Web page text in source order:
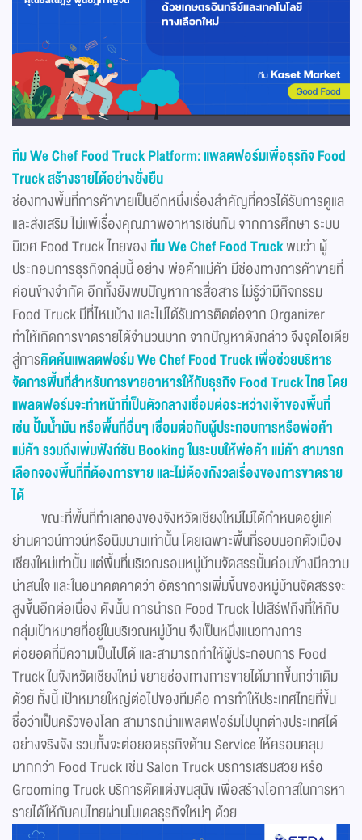
ทีม We Chef Food Truck Platform: แพลตฟอร์มเพื่อธุรกิจ Food
Truck สร้างรายได้อย่างยั่งยืน
ช่องทางพื้นที่การค้าขายเป็นอีกหนึ่งเรื่องสำคัญที่ควรได้รับการดูแล
และส่งเสริม ไม่แพ้เรื่องคุณภาพอาหารเช่นกัน จากการศึกษา ระบบ
นิเวศ Food Truck ไทยของทีม We Chef Food Truckพบว่า ผู้
ประกอบการธุรกิจกลุ่มนี้ อย่าง พ่อค้าแม่ค้า มีช่องทางการค้าขายที่
ค่อนข้างจำกัด อีกทั้งยังพบปัญหาการสื่อสาร ไม่รู้ว่ามีกิจกรรม
Food Truck มีที่ไหนบ้าง และไม่ได้รับการติดต่อจาก Organizer
ทำให้เกิดการขาดรายได้จำนวนมาก จากปัญหาดังกล่าว จึงจุดไอเดีย
สู่การคิดค้นแพลตฟอร์ม We Chef Food Truck เพื่อช่วยบริหาร
จัดการพื้นที่สำหรับการขายอาหารให้กับธุรกิจ Food Truck ไทย โดย
แพลตฟอร์มจะทำหน้าที่เป็นตัวกลางเชื่อมต่อระหว่างเจ้าของพื้นที่
เช่น ปั้มน้ำมัน หรือพื้นที่อื่นๆ เชื่อมต่อกับผู้ประกอบการหรือพ่อค้า
แม่ค้า รวมถึงเพิ่มฟังก์ชัน Booking ในระบบให้พ่อค้า แม่ค้า สามารถ
เลือกจองพื้นที่ที่ต้องการขายและไม่ต้องกังวลเรื่องของการขาดราย
ได้
ขณะที่พื้นที่ทำเลทองของจังหวัดเชียงใหม่ไม่ได้กำหนดอยู่แค่
ย่านดาวน์ทาวน์หรือนิมมานเท่านั้น โดยเฉพาะพื้นที่รอบนอกตัวเมือง
เชียงใหม่เท่านั้น แต่พื้นที่บริเวณรอบหมู่บ้านจัดสรรนั้นค่อนข้างมีความ
น่าสนใจ และในอนาคตคาดว่า อัตราการเพิ่มขึ้นของหมู่บ้านจัดสรรจะ
สูงขึ้นอีกต่อเนื่อง ดังนั้น การนำรถ Food Truck ไปเสิร์ฟถึงที่ให้กับ
กลุ่มเป้าหมายที่อยู่ในบริเวณหมู่บ้าน จึงเป็นหนึ่งแนวทางการ
ต่อยอดที่มีความเป็นไปได้ และสามารถทำให้ผู้ประกอบการ Food
Truck ในจังหวัดเชียงใหม่ ขยายช่องทางการขายได้มากขึ้นกว่าเดิม
ด้วย ทั้งนี้ เป้าหมายใหญ่ต่อไปของทีมคือ การทำให้ประเทศไทยที่ขึ้น
ชื่อว่าเป็นครัวของโลก สามารถนำแพลตฟอร์มไปบุกต่างประเทศได้
อย่างจริงจัง รวมทั้งจะต่อยอดธุรกิจด้าน Service ให้ครอบคลุม
มากกว่า Food Truck เช่น Salon Truck บริการเสริมสวย หรือ
Grooming Truck บริการตัดแต่งขนสุนัข เพื่อสร้างโอกาสในการหา
รายได้ให้กับคนไทยผ่านโมเดลธุรกิจใหม่ๆ ด้วย